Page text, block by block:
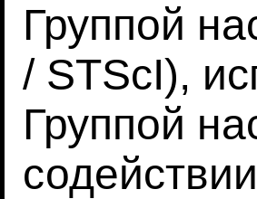
Группой
/ STScI),
Группой